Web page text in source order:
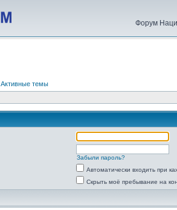
Форум
Активные темы
Забыли пароль?
Автоматически входить при
Скрыть моё пребывание на